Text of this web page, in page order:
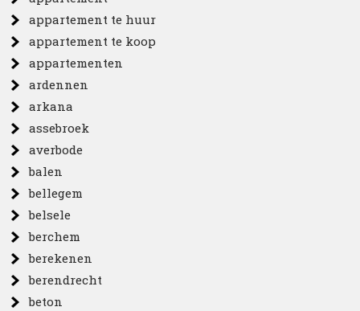
appartement te huur
appartement te koop
appartementen
ardennen
arkana
assebroek
averbode
balen
bellegem
belsele
berchem
berekenen
berendrecht
beton